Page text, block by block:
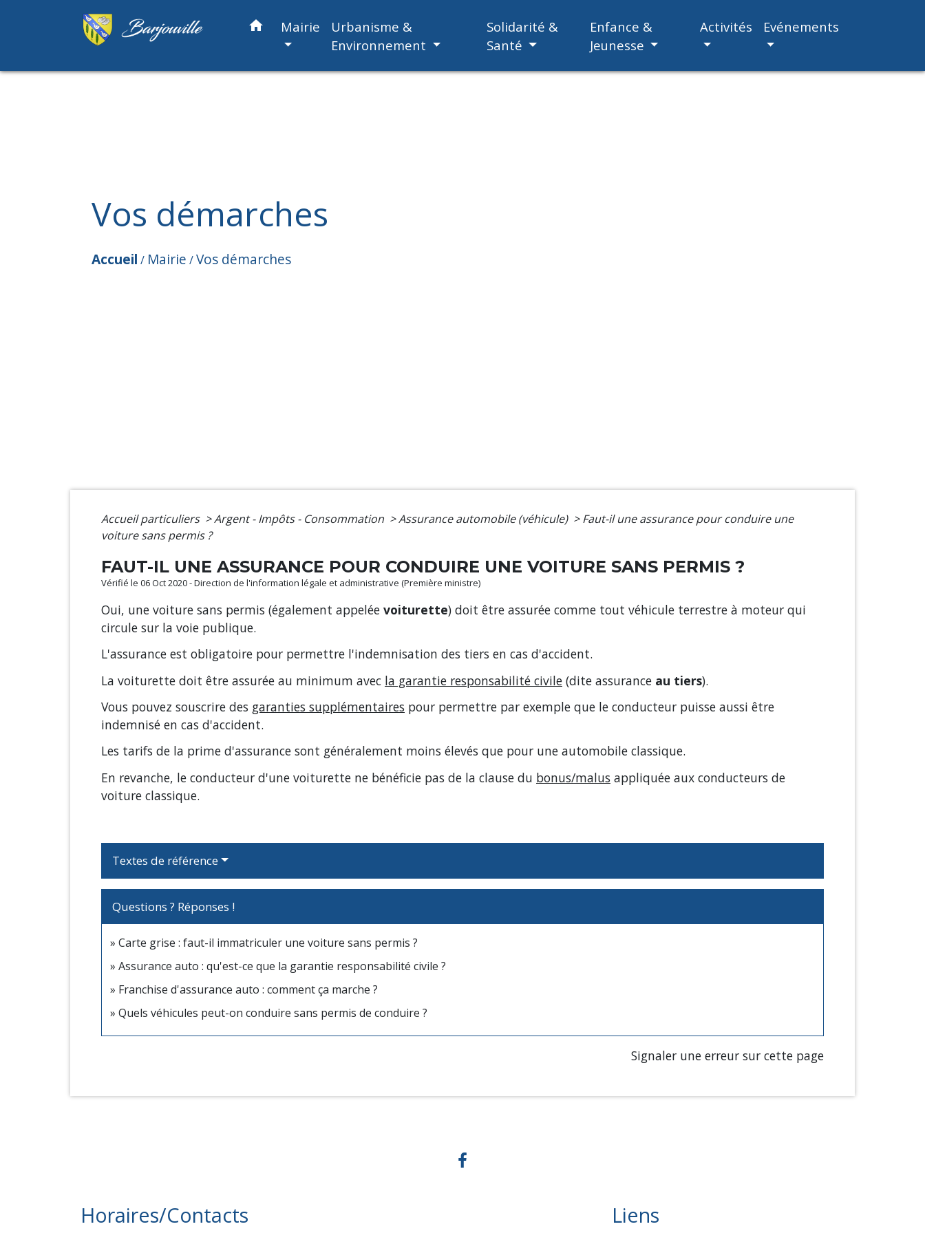
home Mairie
Urbanisme &
Environnement
Solidarité &
Santé
Enfance &
Jeunesse
Activités Evénements
Vos démarches
Accueil / Mairie /Vos démarches
Accueil particuliers >Argent - Impôts - Consommation >Assurance automobile (véhicule) > Faut-il une assurance pour conduire une
voiture sans permis ?
FAUT-IL UNE ASSURANCE POUR CONDUIRE UNE VOITURE SANS PERMIS ?
Vérifié le 06 Oct 2020 - Direction de l'information légale et administrative (Première ministre)
Oui, une voiture sans permis (également appelée voiturette) doit être assurée comme tout véhicule terrestre à moteur qui
circule sur la voie publique.
L'assurance est obligatoire pour permettre l'indemnisation des tiers en cas d'accident.
La voiturette doit être assurée au minimum avec la garantie responsabilité civile (dite assurance au tiers).
Vous pouvez souscrire des garanties supplémentaires pour permettre par exemple que le conducteur puisse aussi être
indemnisé en cas d'accident.
Les tarifs de la prime d'assurance sont généralement moins élevés que pour une automobile classique.
En revanche, le conducteur d'une voiturette ne bénéficie pas de la clause du bonus/malus appliquée aux conducteurs de
voiture classique.
Textes de référence
Questions ? Réponses !
Carte grise : faut-il immatriculer une voiture sans permis ?
Assurance auto : qu'est-ce que la garantie responsabilité civile ?
Franchise d'assurance auto : comment ça marche ?
Quels véhicules peut-on conduire sans permis de conduire ?
Signaler une erreur sur cette page
Horaires/Contacts Liens